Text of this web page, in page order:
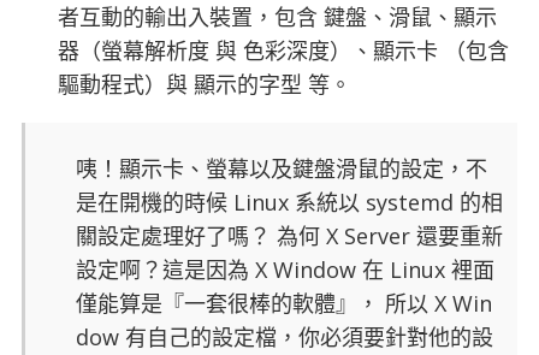
者互動的輸出入裝置，包含 鍵盤、滑鼠、顯示
器（螢幕解析度 與 色彩深度）、顯示卡 （包含
驅動程式）與 顯示的字型 等。
咦！顯示卡、螢幕以及鍵盤滑鼠的設定，不
是在開機的時候 Linux 系統以 systemd 的相
關設定處理好了嗎？ 為何 X Server 還要重新
設定啊？這是因為 X Window 在 Linux 裡面
僅能算是『一套很棒的軟體』， 所以 X Win
dow 有自己的設定檔，你必須要針對他的設